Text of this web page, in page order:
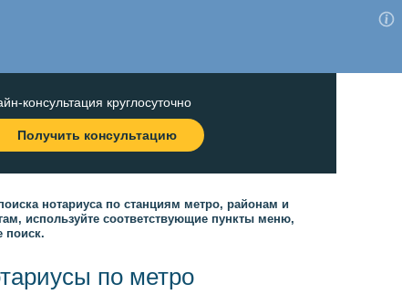
консультация круглосуточно
Получить консультацию
нотариуса по станциям метро, районам и
используйте соответствующие пункты меню,
поиск.
по метро